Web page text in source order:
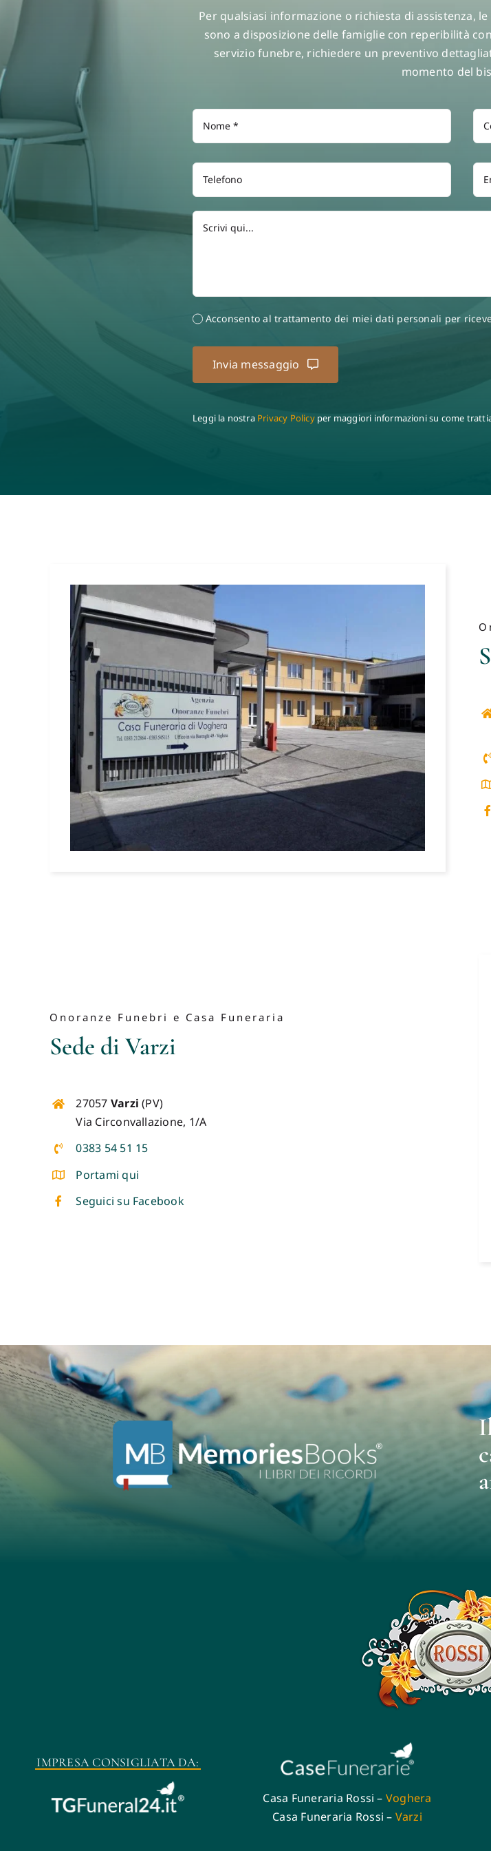
Per qualsiasi informazione o richiesta di assistenza, le
sono a disposizione delle famiglie con reperibilità
servizio funebre, richiedere un preventivo
momento del
Acconsento al trattamento dei miei dati personali per
Invia messaggio
Leggi la nostra Privacy Policyper maggiori informazioni su come
Onoranze Funebri e Casa Funeraria
Sede di Varzi
27057 Varzi (PV)
Via Circonvallazione, 1/A
0383 54 51 15
Portami qui
Seguici su Facebook
IMPRESA CONSIGLIATA DA:
Casa Funeraria Rossi – Voghera
Casa Funeraria Rossi – Varzi